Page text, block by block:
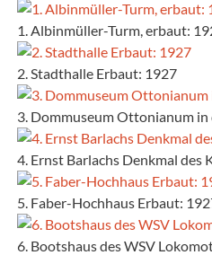
1. Albinmüller-Turm, erbaut:
2. Stadthalle Erbaut: 1927
3. Dommuseum Ottonianum
4. Ernst Barlachs Denkmal des
5. Faber-Hochhaus Erbaut:
6. Bootshaus des WSV